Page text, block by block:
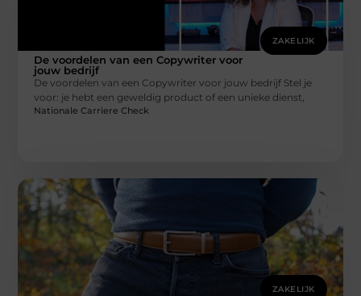
ZAKELIJK
De voordelen van een Copywriter voor
jouw bedrijf
De voordelen van een Copywriter voor jouw bedrijf Stel je
voor: je hebt een geweldig product of een unieke dienst,
Nationale Carriere Check
ZAKELIJK